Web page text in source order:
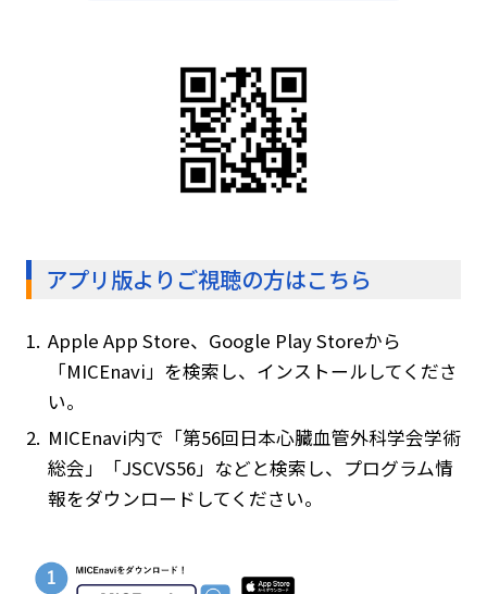
アプリ版よりご視聴の方はこちら
1. Apple App Store、Google Play Storeから
「MICEnavi」を検索し、インストールしてくださ
い。
2. MICEnavi内で「第56回日本心臓血管外科学会学術
総会」「JSCVS56」などと検索し、プログラム情
報をダウンロードしてください。